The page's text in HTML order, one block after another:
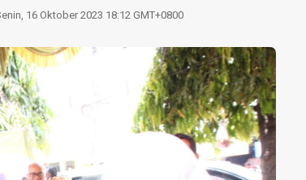
16 Oktober 2023 18:12 GMT+0800